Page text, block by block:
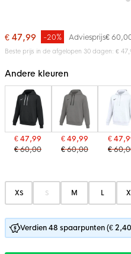
begin
van
gallerij
€ 47,99 Adviesprijs€
-20%
Beste prijs in de afgelopen 30 dagen: €
Andere kleuren
€ 47,99
€ 60,00
€ 49,99
€ 60,00
€
€
XS S M L
Verdien 48 spaarpunten (€